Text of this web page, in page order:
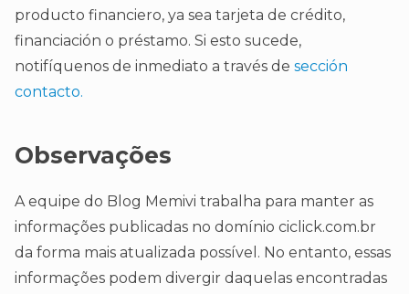
producto financiero, ya sea tarjeta de crédito,
financiación o préstamo. Si esto sucede,
notifíquenos de inmediato a través de sección
contacto.
Observações
A equipe do Blog Memivi trabalha para manter as
informações publicadas no domínio ciclick.com.br
da forma mais atualizada possível. No entanto, essas
informações podem divergir daquelas encontradas